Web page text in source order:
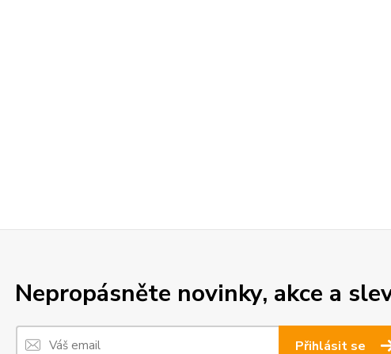
Nepropásněte novinky, akce a
Přihlásit se